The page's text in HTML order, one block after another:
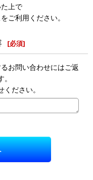
上で
ご利用ください。
[必須]
お問い合わせにはご返
ださい。